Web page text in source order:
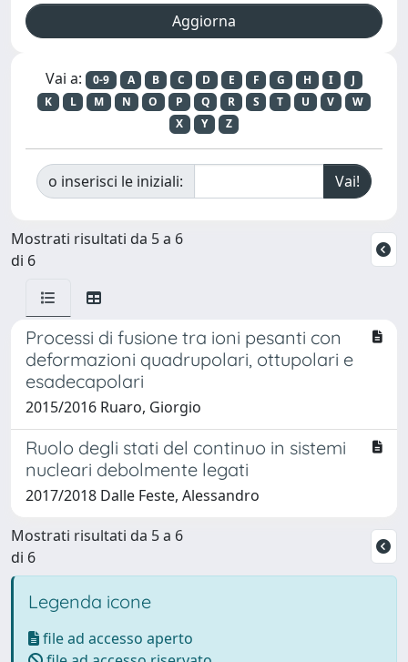
Vai a: 0-9 A B C D E F G H I
J
K
L M N O P Q R S T U V
W
X
Y Z
o inserisci le iniziali:
Mostrati risultati da 5 a 6
di 6
Processi di fusione tra ioni pesanti con
deformazioni quadrupolari, ottupolari e
esadecapolari
2015/2016 Ruaro, Giorgio
Ruolo degli stati del continuo in sistemi
nucleari debolmente legati
2017/2018 Dalle Feste, Alessandro
Mostrati risultati da 5 a 6
di 6
Legenda icone
file ad accesso aperto